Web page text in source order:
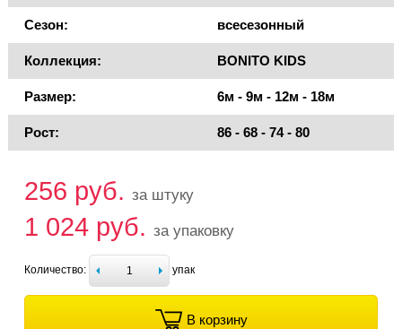
Сезон: всесезонный
Коллекция: BONITO KIDS
Размер: 6м - 9м - 12м - 18м
Рост: 86 - 68 - 74 - 80
256 руб. за штуку
1 024 руб. за упаковку
Количество: упак
В корзину